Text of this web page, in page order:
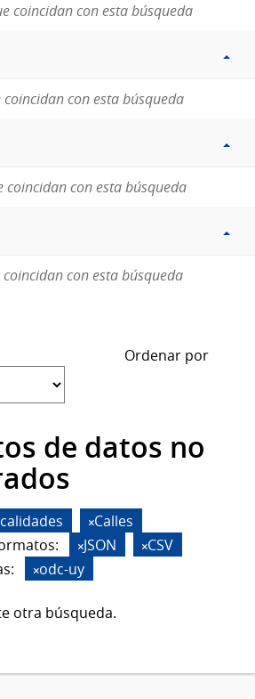
coincidan con esta búsqueda
con esta búsqueda
coincidan con esta búsqueda
con esta búsqueda
Ordenar por
de datos no
Calles
JSON
CSV
odc-uy
otra búsqueda.